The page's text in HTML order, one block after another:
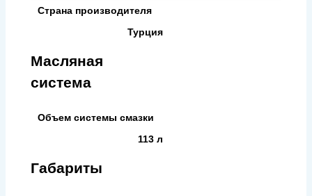
Страна производителя
Турция
Масляная
система
Объем системы смазки
113 л
Габариты